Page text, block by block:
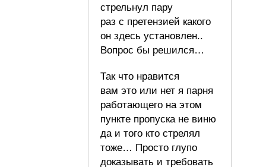
стрельнул пару
раз с претензией какого
он здесь установлен..
Вопрос бы решился…
Так что нравится
вам это или нет я парня
работающего на этом
пункте пропуска не виню
да и того кто стрелял
тоже… Просто глупо
доказывать и требовать